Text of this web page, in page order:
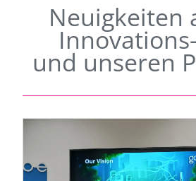
Neuigkeiten
und unseren